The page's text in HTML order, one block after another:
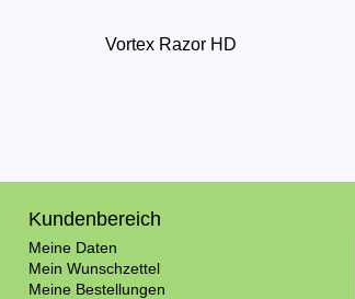
Vortex Razor HD
Kundenbereich
Meine Daten
Mein Wunschzettel
Meine Bestellungen